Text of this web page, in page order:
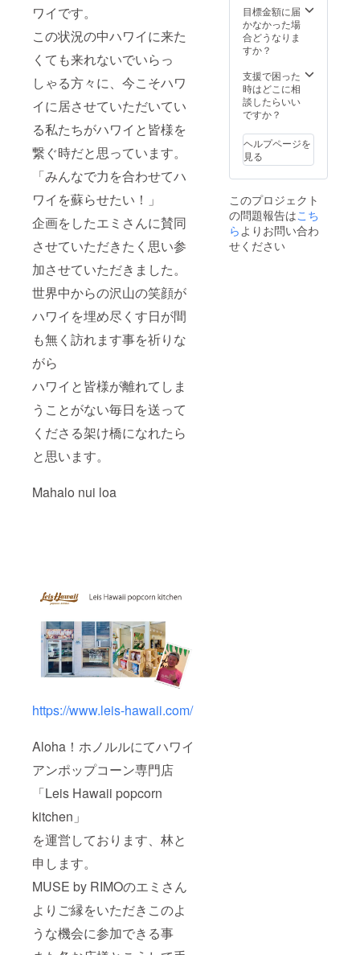
ワイです。
この状況の中ハワイに来た
くても来れないでいらっ
しゃる方々に、今こそハワ
イに居させていただいてい
る私たちがハワイと皆様を
繋ぐ時だと思っています。
「みんなで力を合わせてハ
ワイを蘇らせたい！」
企画をしたエミさんに賛同
させていただきたく思い参
加させていただきました。
世界中からの沢山の笑顔が
ハワイを埋め尽くす日が間
も無く訪れます事を祈りな
がら
ハワイと皆様が離れてしま
うことがない毎日を送って
くださる架け橋になれたら
と思います。
Mahalo nui loa
https://www.leis-hawaii.com/
Aloha！ホノルルにてハワイ
アンポップコーン専門店
「Leis Hawaii popcorn
kitchen」
を運営しております、林と
申します。
MUSE by RIMOのエミさん
よりご縁をいただきこのよ
うな機会に参加できる事
ウクレ
レ教則
本
す。音
量もあ
り、深
みのあ
が特徴
です。
ウクレ
レの王
ばれる
ブラン
ド力も
ありま
リアル
＃
200785
目標金額に届
かなかった場
合どうなりま
すか？
支援で困った
時はどこに相
談したらいい
ですか？
ヘルプページを
見る
このプロジェクト
の問題報告はこち
らよりお問い合わ
せください